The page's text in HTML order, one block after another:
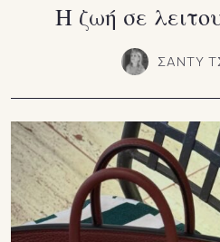
Η ζωή σε
ΣΑΝΤΥ